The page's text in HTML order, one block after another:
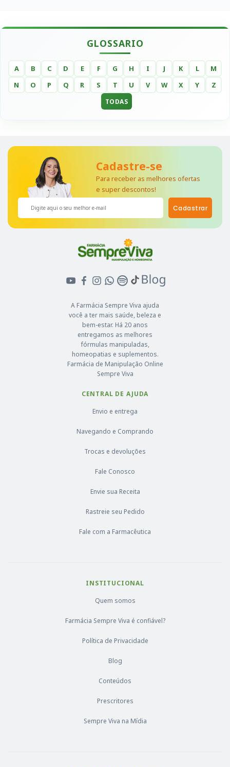
GLOSSARIO
A B C D E F G H I J K L
M
N
O P Q R S T U V W X Y Z
TODAS
A Farmácia Sempre Viva ajuda
você a ter mais saúde, beleza e
bem-estar. Há 20 anos
entregamos as melhores
fórmulas manipuladas,
homeopatias e suplementos.
Farmácia de Manipulação Online
Sempre Viva
CENTRAL DE AJUDA
Envio e entrega
Navegando e Comprando
Trocas e devoluções
Fale Conosco
Envie sua Receita
Rastreie seu Pedido
Fale com a Farmacêutica
INSTITUCIONAL
Quem somos
Farmácia Sempre Viva é confiável?
Política de Privacidade
Blog
Conteúdos
Prescritores
Sempre Viva na Mídia
Cadastre-se
Para receber as melhores ofertas
e super descontos!
Cadastrar